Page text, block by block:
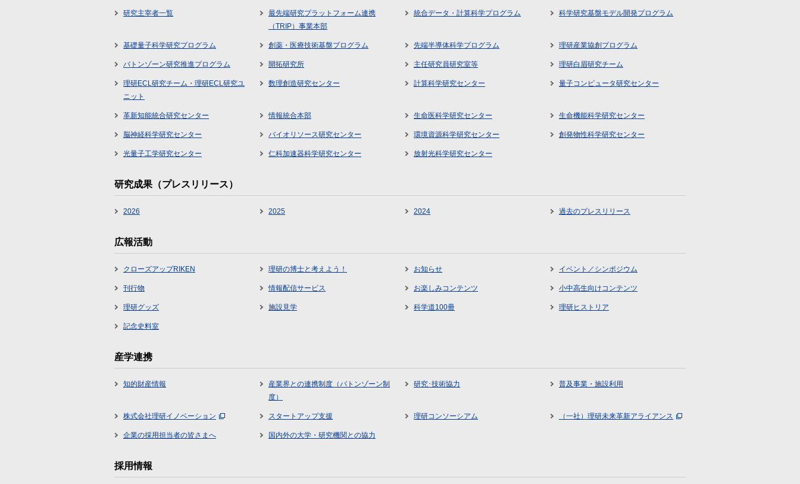
研究主宰者一覧
最先端研究プラットフォーム連携
（TRIP）事業本部
統合データ・計算科学プログラム 科学研究基盤モデル開発プログラム
基礎量子科学研究プログラム 創薬・医療技術基盤プログラム 先端半導体科学プログラム 理研産業協創プログラム
バトンゾーン研究推進プログラム 開拓研究所 主任研究員研究室等 理研白眉研究チーム
理研ECL研究チーム・理研ECL研究ユ
ニット
数理創造研究センター 計算科学研究センター 量子コンピュータ研究センター
革新知能統合研究センター 情報統合本部 生命医科学研究センター 生命機能科学研究センター
脳神経科学研究センター バイオリソース研究センター 環境資源科学研究センター 創発物性科学研究センター
光量子工学研究センター 仁科加速器科学研究センター 放射光科学研究センター
研究成果（プレスリリース）
2026 2025 2024 過去のプレスリリース
広報活動
クローズアップRIKEN 理研の博士と考えよう！ お知らせ イベント／シンポジウム
刊行物 情報配信サービス お楽しみコンテンツ 小中高生向けコンテンツ
理研グッズ 施設見学 科学道100冊 理研ヒストリア
記念史料室
産学連携
知的財産情報
産業界との連携制度（バトンゾーン制
度）
研究･技術協力 普及事業・施設利用
株式会社理研イノベーション スタートアップ支援 理研コンソーシアム （一社）理研未来革新アライアンス
企業の採用担当者の皆さまへ 国内外の大学・研究機関との協力
採用情報